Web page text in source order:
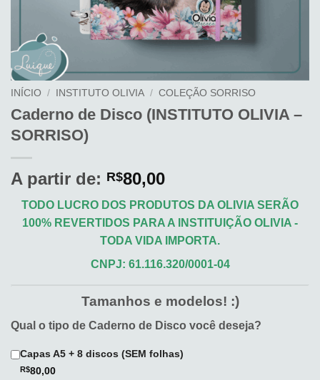
INÍCIO / INSTITUTO OLIVIA / COLEÇÃO SORRISO
Caderno de Disco (INSTITUTO OLIVIA –
SORRISO)
A partir de: R$80,00
TODO LUCRO DOS PRODUTOS DA OLIVIA SERÃO
100% REVERTIDOS PARA A INSTITUIÇÃO OLIVIA -
TODA VIDA IMPORTA.
CNPJ: 61.116.320/0001-04
Tamanhos e modelos! :)
Qual o tipo de Caderno de Disco você deseja?
Capas A5 + 8 discos (SEM folhas)
R$80,00